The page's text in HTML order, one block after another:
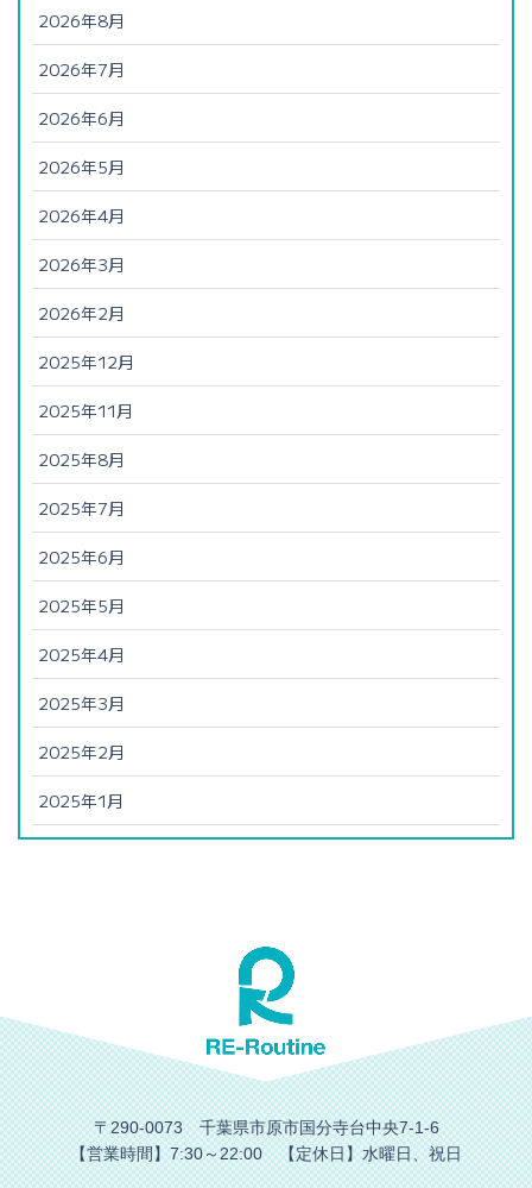
2026年8月
2026年7月
2026年6月
2026年5月
2026年4月
2026年3月
2026年2月
2025年12月
2025年11月
2025年8月
2025年7月
2025年6月
2025年5月
2025年4月
2025年3月
2025年2月
2025年1月
〒290-0073 千葉県市原市国分寺台中央7-1-6
【営業時間】7:30～22:00 【定休日】水曜日、祝日